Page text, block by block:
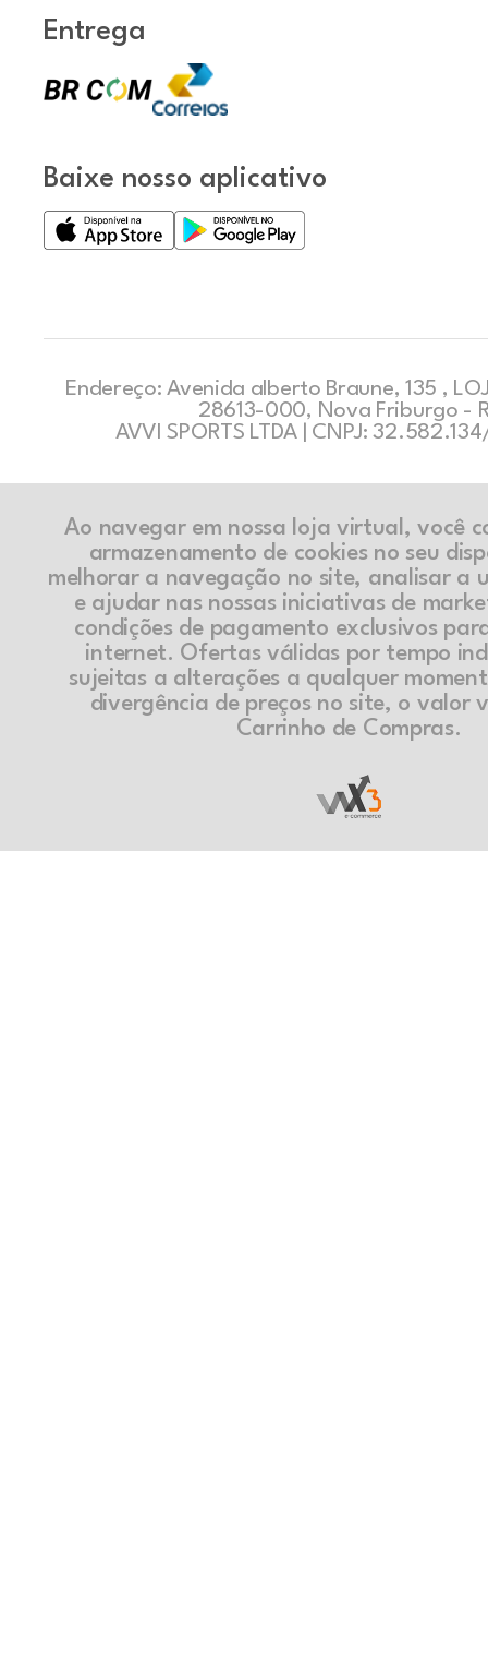
Entrega
Baixe nosso aplicativo
Endereço: Avenida alberto Braune, 135 ,
28613-000, Nova Friburgo -
AVVI SPORTS LTDA | CNPJ:
Ao navegar em nossa loja virtual, você
armazenamento de cookies no seu
melhorar a navegação no site, analisar a
e ajudar nas nossas iniciativas de
condições de pagamento exclusivos
internet. Ofertas válidas por tempo
sujeitas a alterações a qualquer
divergência de preços no site, o valor
Carrinho de Compras.